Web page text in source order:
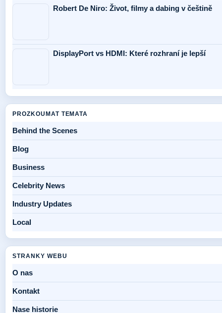
Robert De Niro: Život, filmy a dabing v češtině
DisplayPort vs HDMI: Které rozhraní je lepší
PROZKOUMAT TEMATA
Behind the Scenes
Blog
Business
Celebrity News
Industry Updates
Local
STRANKY WEBU
O nas
Kontakt
Nase historie